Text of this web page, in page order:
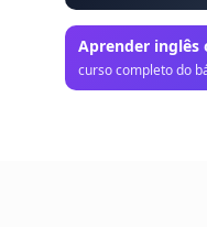
Aprender inglês
curso completo do